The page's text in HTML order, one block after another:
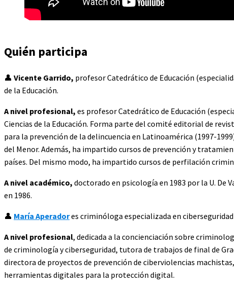
Quién participa
👤 Vicente Garrido, profesor Catedrático de Educación
de la Educación.
A nivel profesional, es profesor Catedrático de Educación
Ciencias de la Educación. Forma parte del comité editorial de
para la prevención de la delincuencia en Latinoamérica (1997-
del Menor. Además, ha impartido cursos de prevención y
países. Del mismo modo, ha impartido cursos de perfilación
A nivel académico, doctorado en psicología en 1983 por la U. De
en 1986.
👤 María Aperadores criminóloga especializada en
A nivel profesional, dedicada a la concienciación sobre
de criminología y ciberseguridad, tutora de trabajos de final de
directora de proyectos de prevención de ciberviolencias
herramientas digitales para la protección digital.